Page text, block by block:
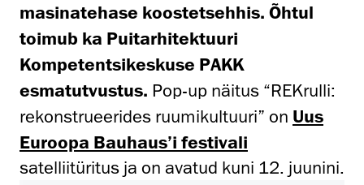
masinatehase koostetsehhis. Õhtul
toimub ka Puitarhitektuuri
Kompetentsikeskuse PAKK
esmatutvustus. Pop-up näitus “REKrulli:
rekonstrueerides ruumikultuuri” on Uus
Euroopa Bauhaus’i festivali
satelliitüritus ja on avatud kuni 12. juunini.